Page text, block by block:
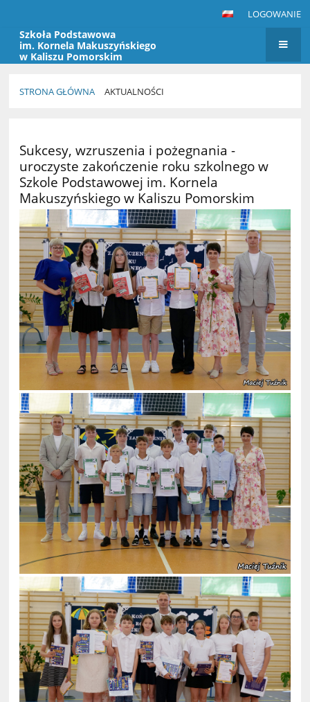
LOGOWANIE
Szkoła Podstawowa
im. Kornela Makuszyńskiego
w Kaliszu Pomorskim
STRONA GŁÓWNA AKTUALNOŚCI
Sukcesy, wzruszenia i pożegnania -
uroczyste zakończenie roku szkolnego w
Szkole Podstawowej im. Kornela
Makuszyńskiego w Kaliszu Pomorskim